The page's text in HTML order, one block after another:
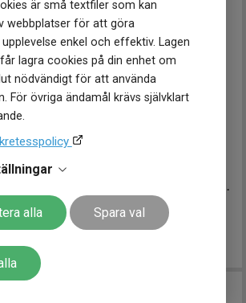
är små textfiler som kan
webbplatser för att göra
enkel och effektiv. Lagen
lagra cookies på din enhet om
nödvändigt för att använda
För övriga ändamål krävs självklart
alla Spara val
mm
CERTINA DS Powermatic 80 41mm
10 160 kr
12 700kr-Spara 2 540kr